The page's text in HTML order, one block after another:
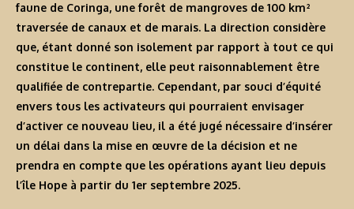
faune de Coringa, une forêt de mangroves de 100 km²
traversée de canaux et de marais. La direction considère
que, étant donné son isolement par rapport à tout ce qui
constitue le continent, elle peut raisonnablement être
qualifiée de contrepartie. Cependant, par souci d’équité
envers tous les activateurs qui pourraient envisager
d’activer ce nouveau lieu, il a été jugé nécessaire d’insérer
un délai dans la mise en œuvre de la décision et ne
prendra en compte que les opérations ayant lieu depuis
l’île Hope à partir du 1er septembre 2025.